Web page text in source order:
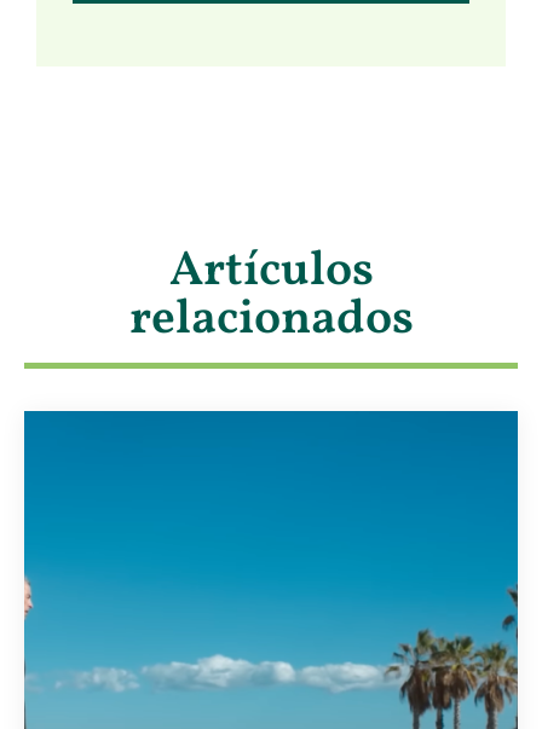
Artículos
relacionados